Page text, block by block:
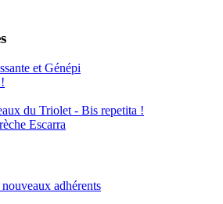
et Génépi
du Triolet - Bis repetita !
Escarra
adhérents